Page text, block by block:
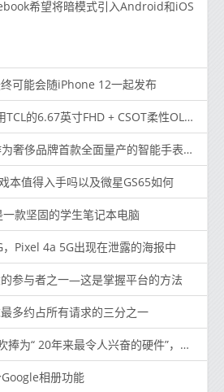
希望将暗模式引入Android和iOS
可能会随iPhone 12一起发布
的6.67英寸FHD + CSOT柔性OLED面板
侈品牌首款全面量产的智能手表亮相
本值得入手吗以及微星GS65如何
一款坚固的学生笔记本电脑
Pixel 4a 5G出现在泄露的海报中
参与者之一—这是掌握平台的方法
多约占所有请求的三分之一
令人兴奋的硬件”，但是它能达到Xbox Series X的水平吗？
相册功能